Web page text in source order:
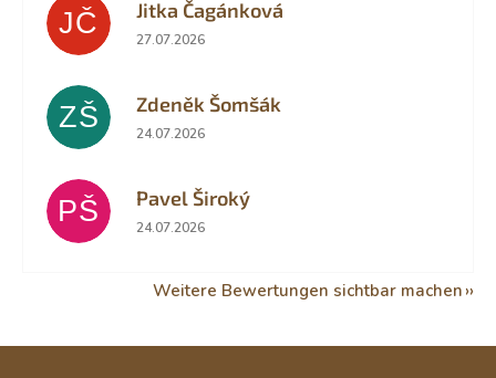
JČ Jitka Čagánková
Die Shop-Bewertung beträgt 5 von 5 Sternen.
27.07.2026
ZŠ Zdeněk Šomšák
Die Shop-Bewertung beträgt 5 von 5 Sternen.
24.07.2026
PŠ Pavel Široký
Die Shop-Bewertung beträgt 5 von 5 Sternen.
24.07.2026
Weitere Bewertungen sichtbar machen